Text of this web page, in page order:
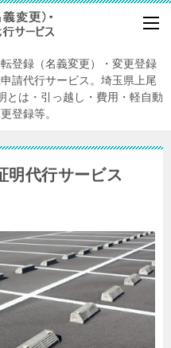
登録（名義変更）・変更登録
請代行サービス。埼玉県上尾
とは・引っ越し・費用・軽自動
登録等。
明代行サービス